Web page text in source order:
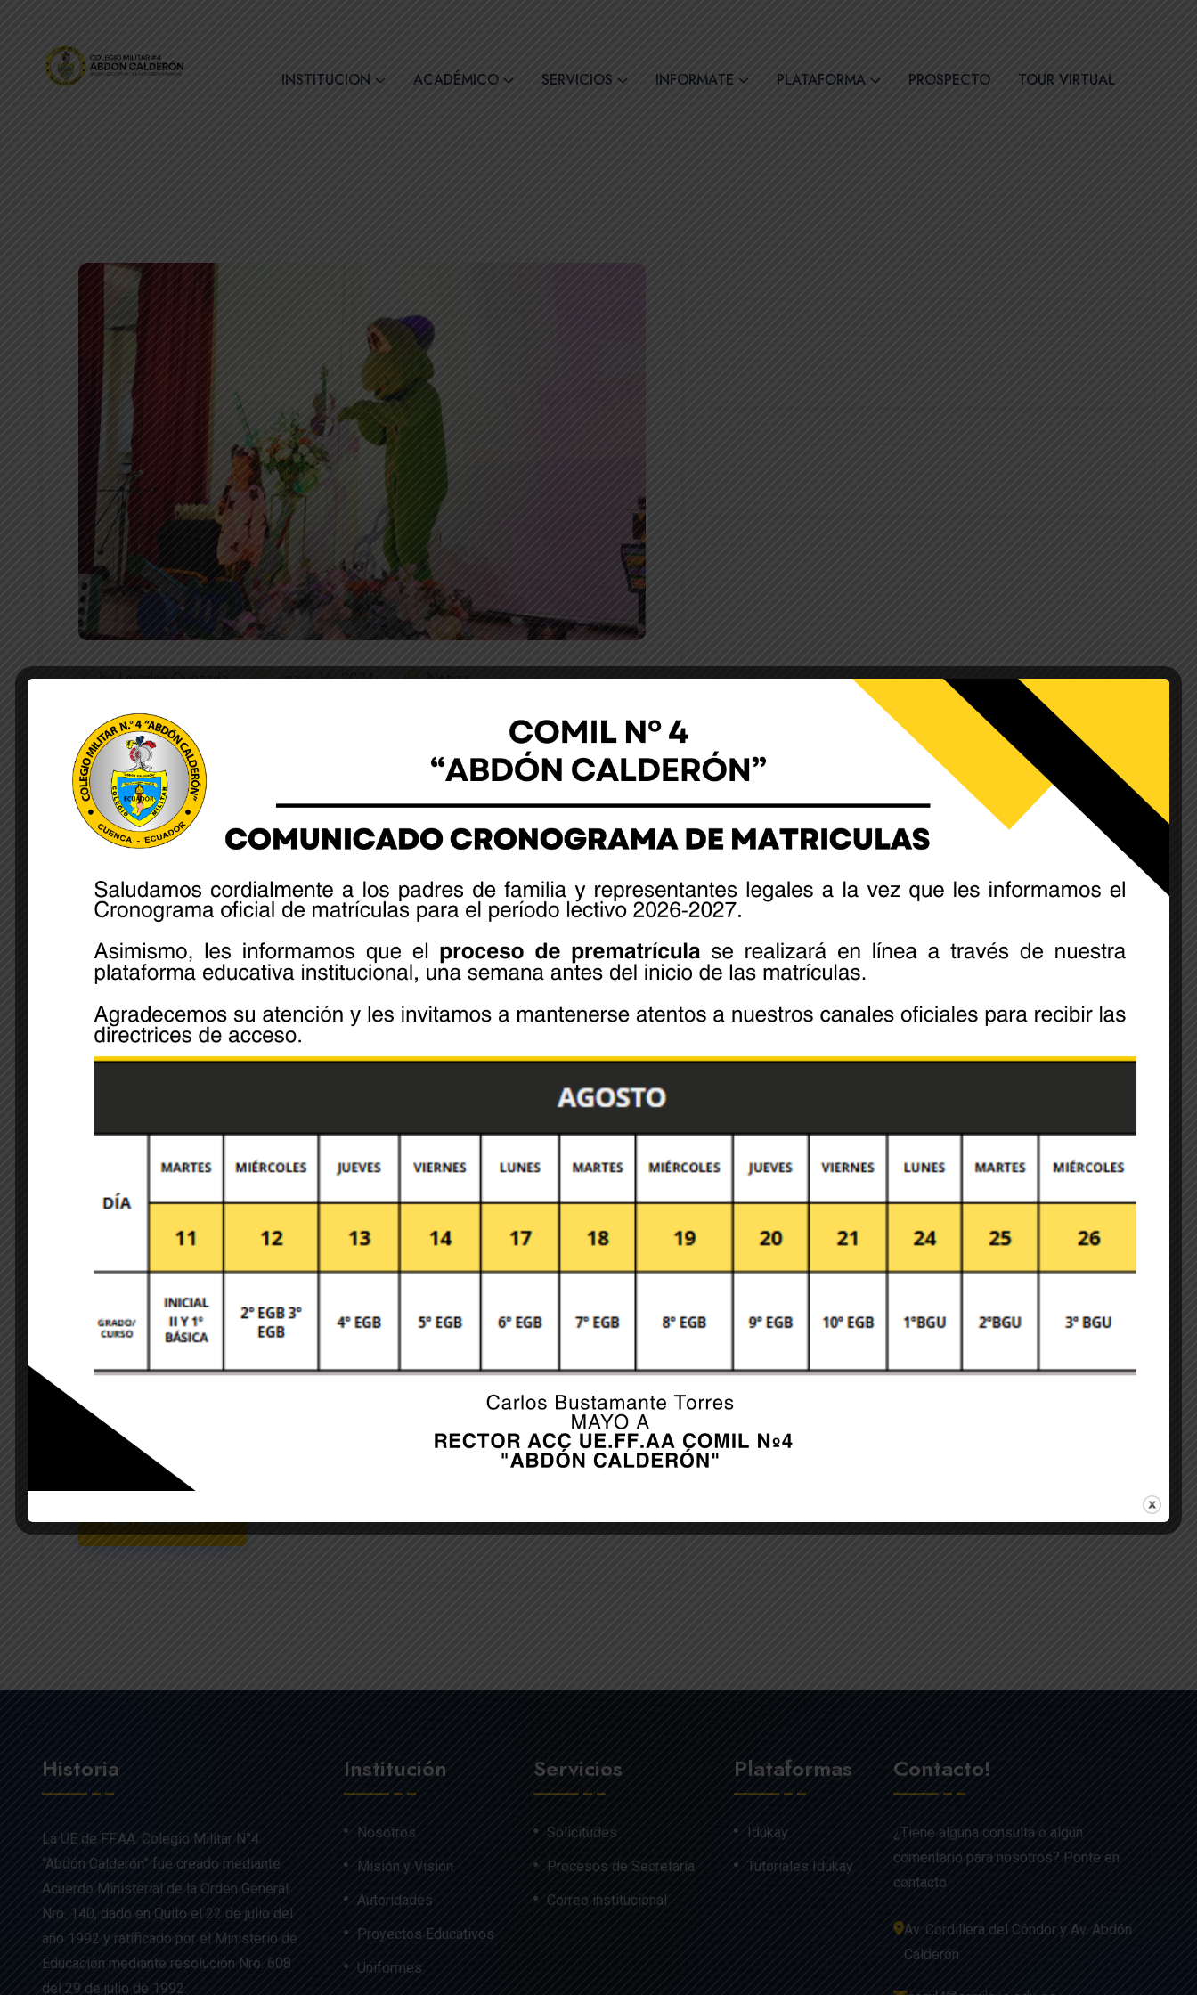
INSTITUCION ACADÉMICO SERVICIOS INFORMATE PLATAFORMA PROSPECTO TOUR VIRTUAL
by Lourdes Quezada mayo 16, 2024 Noticia
La Unidad Educativa de Fuerzas Armadas Colegio Militar Nº 4 “Abdón Calderón” realizó hoy
jueves 16 de mayo del año en curso en el auditorio del plantel, el Festival de la Canción
Infantil de los niveles inicial II y preparatoria. El programa inició con la apertura del club de
danza del nivel y la participación de 16 niños artistas que pusieron la nota musical del
evento las palabras de bienvenida estuvieron a cargo del rector del plantel Teniente
Coronel Jorge Abril. Este evento infantil fue organizado también como parte de sus
Share:
Your email address will not be published. Required fields are marked *
Save my name, email, and website in this browser for the next time I comment.
POST COMMENT
Historia
La UE de FF.AA. Colegio Militar N°4
“Abdón Calderón” fue creado mediante
Acuerdo Ministerial de la Orden General
Nro. 140, dado en Quito el 22 de julio del
año 1992 y ratificado por el Ministerio de
Educación mediante resolución Nro. 608
del 29 de julio de 1992.
Institución
Nosotros
Misión y Visión
Autoridades
Proyectos Educativos
Uniformes
Servicios
Solicitudes
Procesos de Secretaría
Correo institucional
Plataformas
Idukay
Tutoriales Idukay
Contacto!
¿Tiene alguna consulta o algún
comentario para nosotros? Ponte en
contacto
Av. Cordillera del Cóndor y Av. Abdón
Calderón